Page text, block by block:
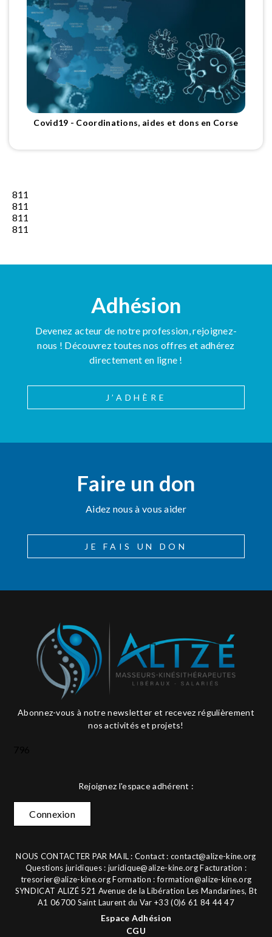
Covid19 - Coordinations, aides et dons en Corse
811
811
811
811
Adhésion
Devenez acteur de notre profession, rejoignez-
nous ! Découvrez toutes nos offres et adhérez
directement en ligne !
J’ADHÈRE
Faire un don
Aidez nous à vous aider
JE FAIS UN DON
Abonnez-vous à notre newsletter et recevez régulièrement
nos activités et projets!
Rejoignez l'espace adhérent :
Connexion
NOUS CONTACTER PAR MAIL : Contact :contact@alize-kine.org
Questions juridiques : juridique@alize-kine.orgFacturation :
tresorier@alize-kine.orgFormation :formation@alize-kine.org
SYNDICAT ALIZÉ 521 Avenue de la Libération Les Mandarines, Bt
A1 06700 Saint Laurent du Var +33 (0)6 61 84 44 47
Espace Adhésion
CGU